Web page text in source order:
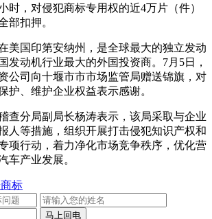
时，对侵犯商标专用权的近4万片（件）
部扣押。
美国印第安纳州，是全球最大的独立发动
发动机行业最大的外国投资商。7月5日，
公司向十堰市市市场监管局赠送锦旗，对
护、维护企业权益表示感谢。
查分局副局长杨涛表示，该局采取与企业
人等措施，组织开展打击侵犯知识产权和
项行动，着力净化市场竞争秩序，优化营
车产业发展。
标